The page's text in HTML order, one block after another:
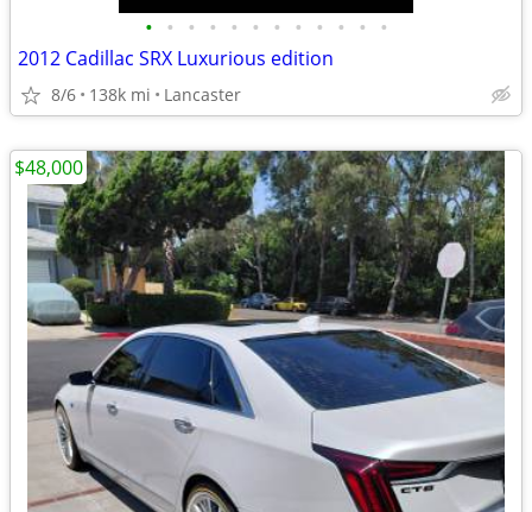
• • • • • • • • • • • •
2012 Cadillac SRX Luxurious edition
8/6 138k mi Lancaster
$48,000